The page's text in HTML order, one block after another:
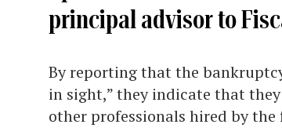
principal advisor to
By reporting that the
in sight,” they indicate that
other professionals hired by